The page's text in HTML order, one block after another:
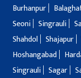
Burhanpur
Seoni Singrauli
Shahdol Shajapur
Hoshangabad
Singrauli Sagar